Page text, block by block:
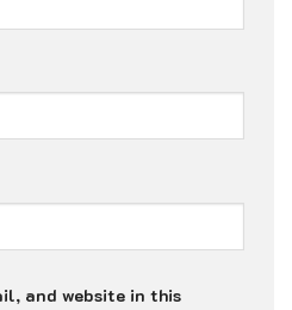
and website in this